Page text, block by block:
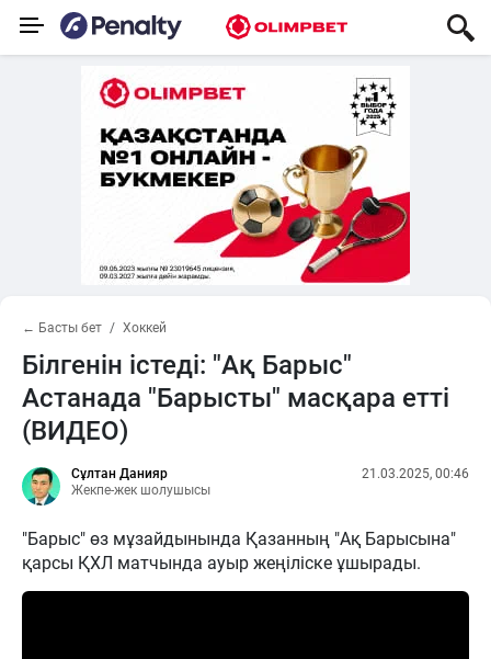
← Басты бет Хоккей
Білгенін істеді: "Ақ Барыс"
Астанада "Барысты" масқара етті
(ВИДЕО)
Сұлтан Данияр
Жекпе-жек шолушысы
21.03.2025, 00:46
"Барыс" өз мұзайдынында Қазанның "Ақ Барысына"
қарсы ҚХЛ матчында ауыр жеңіліске ұшырады.